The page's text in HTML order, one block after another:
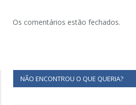
Os comentários estão fechados.
NÃO ENCONTROU O QUE QUERIA?